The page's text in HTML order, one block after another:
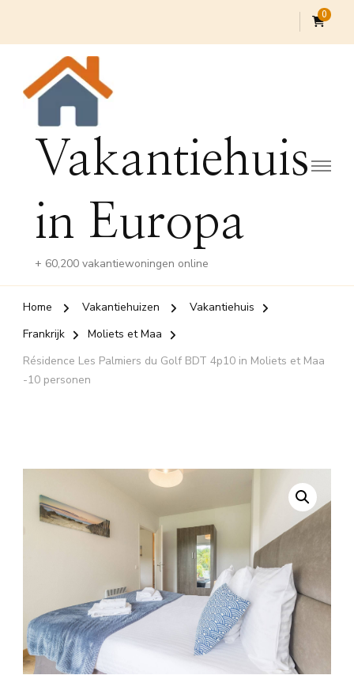
0
Vakantiehuis
in Europa
+ 60,200 vakantiewoningen online
Home Vakantiehuizen
Vakantiehuis
Frankrijk
Moliets et Maa
Résidence Les Palmiers du Golf BDT 4p10 in Moliets et Maa
-10 personen